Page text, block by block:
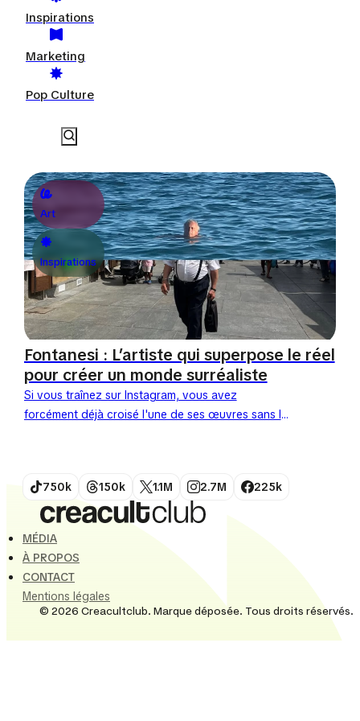
Inspirations
Marketing
Pop Culture
Art
Inspirations
Fontanesi : L’artiste qui superpose le réel
pour créer un monde surréaliste
Si vous traînez sur Instagram, vous avez
forcément déjà croisé l'une de ses œuvres sans le
750k 150k 1.1M 2.7M 225k
MÉDIA
À PROPOS
CONTACT
Mentions légales
© 2026 Creacultclub. Marque déposée. Tous droits réservés.